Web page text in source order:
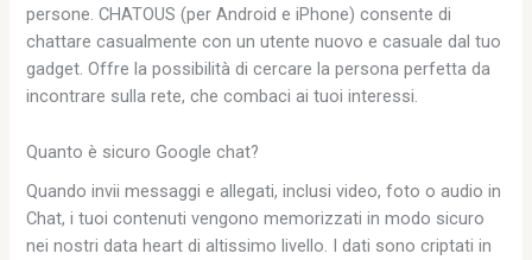
persone. CHATOUS (per Android e iPhone) consente di
chattare casualmente con un utente nuovo e casuale dal tuo
gadget. Offre la possibilità di cercare la persona perfetta da
incontrare sulla rete, che combaci ai tuoi interessi.
Quanto è sicuro Google chat?
Quando invii messaggi e allegati, inclusi video, foto o audio in
Chat, i tuoi contenuti vengono memorizzati in modo sicuro
nei nostri data heart di altissimo livello. I dati sono criptati in